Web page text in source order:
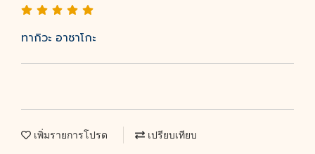
ทากิวะ อาซาโกะ
เพิ่มรายการโปรด เปรียบเทียบ